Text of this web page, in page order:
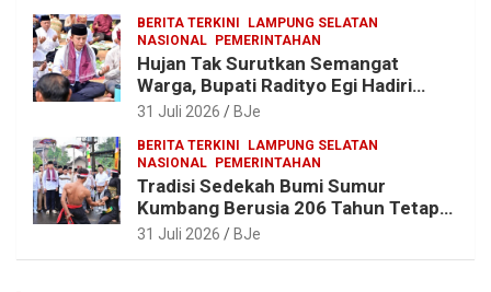
BERITA TERKINI
LAMPUNG SELATAN
NASIONAL
PEMERINTAHAN
Hujan Tak Surutkan Semangat
Warga, Bupati Radityo Egi Hadiri
Tradisi Sedekah Bumi 206 Tahun di
31 Juli 2026 BJe
BERITA TERKINI
LAMPUNG SELATAN
NASIONAL
PEMERINTAHAN
Tradisi Sedekah Bumi Sumur
Kumbang Berusia 206 Tahun Tetap
Lestari, Bupati Egi Ajak Generasi
31 Juli 2026 BJe